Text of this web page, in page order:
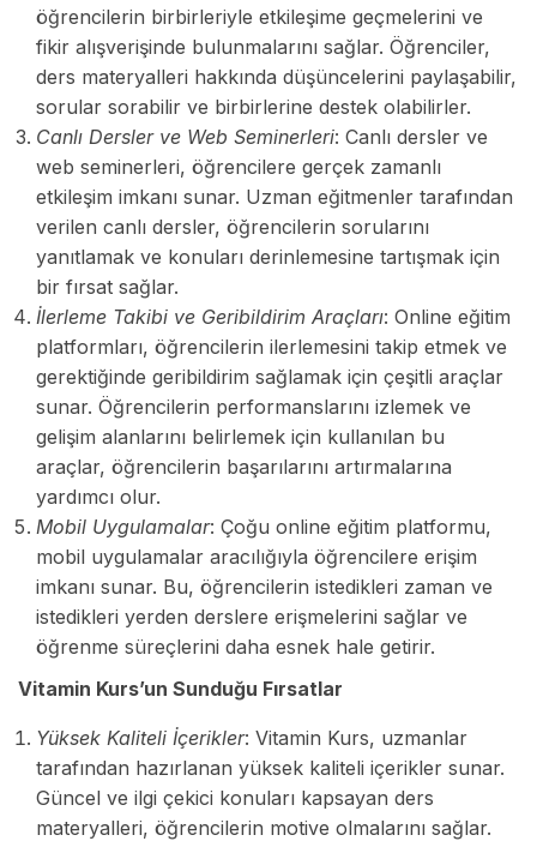
öğrencilerin birbirleriyle etkileşime geçmelerini ve
fikir alışverişinde bulunmalarını sağlar. Öğrenciler,
ders materyalleri hakkında düşüncelerini paylaşabilir,
sorular sorabilir ve birbirlerine destek olabilirler.
Canlı Dersler ve Web Seminerleri: Canlı dersler ve
web seminerleri, öğrencilere gerçek zamanlı
etkileşim imkanı sunar. Uzman eğitmenler tarafından
verilen canlı dersler, öğrencilerin sorularını
yanıtlamak ve konuları derinlemesine tartışmak için
bir fırsat sağlar.
İlerleme Takibi ve Geribildirim Araçları: Online eğitim
platformları, öğrencilerin ilerlemesini takip etmek ve
gerektiğinde geribildirim sağlamak için çeşitli araçlar
sunar. Öğrencilerin performanslarını izlemek ve
gelişim alanlarını belirlemek için kullanılan bu
araçlar, öğrencilerin başarılarını artırmalarına
yardımcı olur.
Mobil Uygulamalar: Çoğu online eğitim platformu,
mobil uygulamalar aracılığıyla öğrencilere erişim
imkanı sunar. Bu, öğrencilerin istedikleri zaman ve
istedikleri yerden derslere erişmelerini sağlar ve
öğrenme süreçlerini daha esnek hale getirir.
Vitamin Kurs’un Sunduğu Fırsatlar
Yüksek Kaliteli İçerikler: Vitamin Kurs, uzmanlar
tarafından hazırlanan yüksek kaliteli içerikler sunar.
Güncel ve ilgi çekici konuları kapsayan ders
materyalleri, öğrencilerin motive olmalarını sağlar.